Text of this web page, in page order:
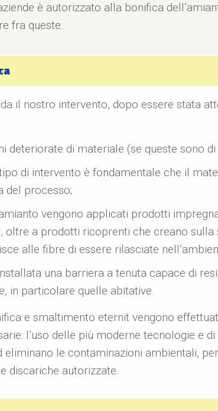
è autorizzato alla bonifica
fra queste.
il nostro intervento, dopo essere stata
deteriorate di materiale (se queste sono
di intervento è fondamentale che il
del processo;
vengono applicati prodotti
oltre a prodotti ricoprenti che creano
alle fibre di essere rilasciate
una barriera a tenuta capace di
in particolare quelle abitative.
e smaltimento eternit vengono
l’uso delle più moderne tecnologie e
le contaminazioni ambientali,
discariche autorizzate.